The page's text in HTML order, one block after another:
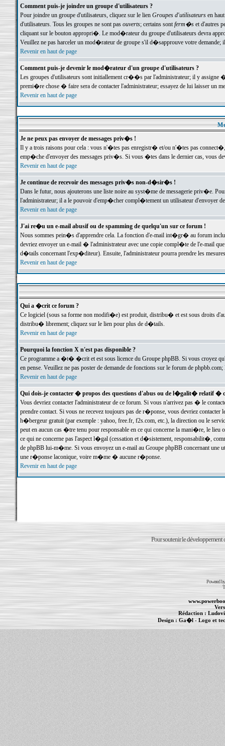
Comment puis-je joindre un groupe d'utilisateurs ?
Pour joindre un groupe d'utilisateurs, cliquez sur le lien Groupes d'utilisateursen haut
d'utilisateurs. Tous les groupes ne sont pas ouverts; certains sontferm�set d'autres
cliquant sur le bouton appropri�. Le mod�rateur du groupe d'utilisateurs devra
Veuillez ne pas harceler un mod�rateur de groupe s'il d�sapprouve votre demande;
Revenir en haut de page
Comment puis-je devenir le mod�rateur d'un groupe d'utilisateurs ?
Les groupes d'utilisateurs sont initiallement cr��s par l'administrateur; il y
premi�re chose � faire sera de contacter l'administrateur; essayez de lui laisser un
Revenir en haut de page
Je ne peux pas envoyer de messages priv�s !
Il y a trois raisons pour cela : vous n'�tes pas enregistr� et/ou n'�tes pas
emp�che d'envoyer des messages priv�s. Si vous �tes dans le dernier cas, vous
Revenir en haut de page
Je continue de recevoir des messages priv�s non-d�sir�s !
Dans le futur, nous ajouterons une liste noire au syst�me de messagerie priv�e.
l'administrateur; il a le pouvoir d'emp�cher compl�tement un utilisateur d'envoyer
Revenir en haut de page
J'ai re�u un e-mail abusif ou de spamming de quelqu'un sur ce forum !
Nous sommes pein�s d'apprendre cela. La fonction d'e-mail int�gr� au forum inclut
devriez envoyer un e-mail � l'administrateur avec une copie compl�te de l'e-mail
d�tails concernant l'exp�diteur). Ensuite, l'administrateur pourra prendre les
Revenir en haut de page
Qui a �crit ce forum ?
Ce logiciel (sous sa forme non modifi�e) est produit, distribu� et est sous droits
distribu� librement; cliquez sur le lien pour plus de d�tails.
Revenir en haut de page
Pourquoi la fonction X n'est pas disponible ?
Ce programme a �t� �crit et est sous licence du Groupe phpBB. Si vous croyez
en pense. Veuillez ne pas poster de demande de fonctions sur le forum de
Revenir en haut de page
Qui dois-je contacter � propos des questions d'abus ou de l�galit� relatif �
Vous devriez contacter l'administrateur de ce forum. Si vous n'arrivez pas � le
prendre contact. Si vous ne recevez toujours pas de r�ponse, vous devriez
h�bergeur gratuit (par exemple : yahoo, free.fr, f2s.com, etc.), la direction ou le
peut en aucun cas �tre tenu pour responsable en ce qui concerne la mani�re, le
ce qui ne concerne pas l'aspect l�gal (cessation et d�sistement, responsabilit�,
de phpBB lui-m�me. Si vous envoyez un e-mail au Groupe phpBB concernant une
une r�ponse laconique, voire m�me � aucune r�ponse.
Revenir en haut de page
Pour soutenir le développement
Powered
Rédaction :
Design :Ga�l- Logo et
Informations :